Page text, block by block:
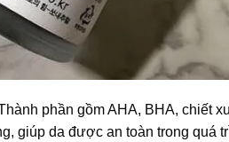
phần gồm AHA, BHA, chiết
giúp da được an toàn trong quá